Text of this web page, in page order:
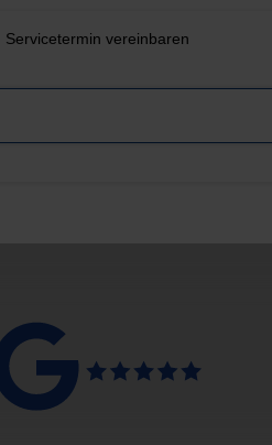
Servicetermin vereinbaren